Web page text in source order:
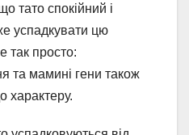
тато спокійний і
успадкувати цю
так просто:
та мамині гени також
характеру.